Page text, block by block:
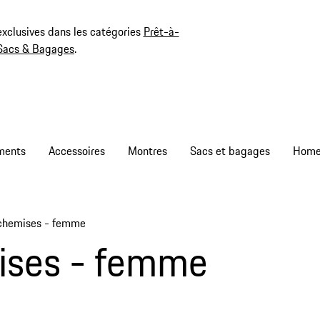
dans les catégories Prêt-à-
& Bagages.
Accessoires Montres Sacs et bagages
- femme
- femme